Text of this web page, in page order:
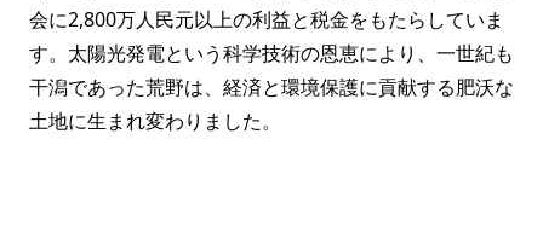
会に2,800万人民元以上の利益と税金をもたらしていま
す。太陽光発電という科学技術の恩恵により、一世紀も
干潟であった荒野は、経済と環境保護に貢献する肥沃な
土地に生まれ変わりました。